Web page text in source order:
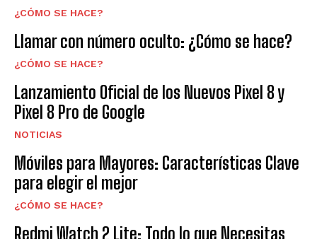
¿CÓMO SE HACE?
Llamar con número oculto: ¿Cómo se hace?
¿CÓMO SE HACE?
Lanzamiento Oficial de los Nuevos Pixel 8 y
Pixel 8 Pro de Google
NOTICIAS
Móviles para Mayores: Características Clave
para elegir el mejor
¿CÓMO SE HACE?
Redmi Watch 2 Lite: Todo lo que Necesitas